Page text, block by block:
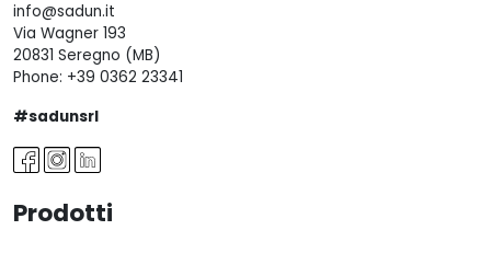
info@sadun.it
Via Wagner 193
20831 Seregno (MB)
Phone: +39 0362 23341
#sadunsrl
Prodotti